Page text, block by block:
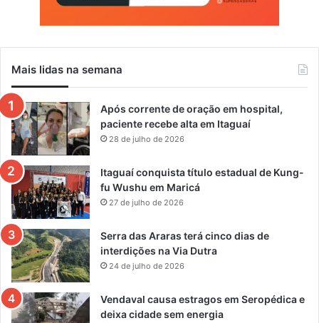
Mais lidas na semana
Após corrente de oração em hospital,
paciente recebe alta em Itaguaí
28 de julho de 2026
Itaguaí conquista título estadual de Kung-
fu Wushu em Maricá
27 de julho de 2026
Serra das Araras terá cinco dias de
interdições na Via Dutra
24 de julho de 2026
Vendaval causa estragos em Seropédica e
deixa cidade sem energia